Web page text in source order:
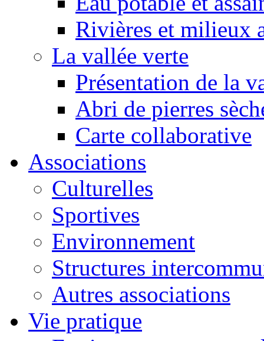
Rivières et milieux
La vallée verte
Présentation de la
Abri de pierres
Carte collaborative
Associations
Culturelles
Sportives
Environnement
Structures
Autres associations
Vie pratique